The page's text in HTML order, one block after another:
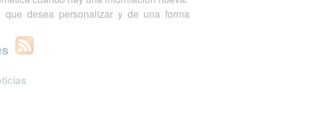
desea personalizar y de una forma